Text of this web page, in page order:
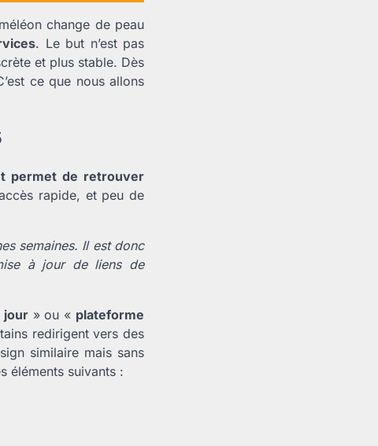
change de peau
. Le but n’est pas
et plus stable. Dès
ce que nous allons
permet de retrouver
rapide, et peu de
semaines. Il est donc
à jour de liens de
jour» ou « plateforme
redirigent vers des
similaire mais sans
éléments suivants :